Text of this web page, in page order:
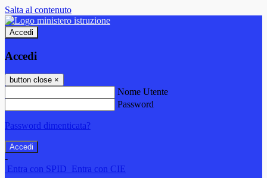
Salta al contenuto
Accedi
Accedi
button close ×
Nome Utente
Password
Password dimenticata?
-
Entra con SPID Entra con CIE